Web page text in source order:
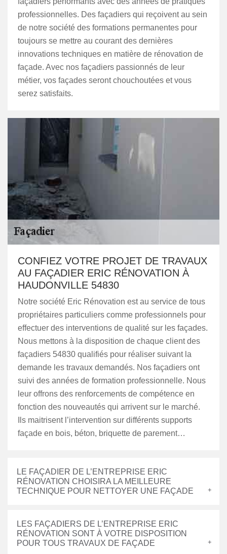
professionnelles. Des façadiers qui reçoivent au sein
de notre société des formations permanentes pour
toujours se mettre au courant des dernières
innovations techniques en matière de rénovation de
façade. Avec nos façadiers passionnés de leur
métier, vos façades seront chouchoutées et vous
serez satisfaits.
CONFIEZ VOTRE PROJET DE TRAVAUX
AU FAÇADIER ERIC RÉNOVATION À
HAUDONVILLE 54830
Notre société Eric Rénovation est au service de tous
propriétaires particuliers comme professionnels pour
effectuer des interventions de qualité sur les façades.
Nous mettons à la disposition de chaque client des
façadiers 54830 qualifiés pour réaliser suivant la
demande les travaux demandés. Nos façadiers ont
suivi des années de formation professionnelle. Nous
leur offrons des renforcements de compétence en
fonction des nouveautés qui arrivent sur le marché.
Ils maitrisent l’intervention sur différents supports
façade en bois, béton, briquette de parement…
LE FAÇADIER DE L’ENTREPRISE ERIC
RÉNOVATION CHOISIRA LA MEILLEURE
TECHNIQUE POUR NETTOYER UNE FAÇADE
LES FAÇADIERS DE L’ENTREPRISE ERIC
RÉNOVATION SONT À VOTRE DISPOSITION
POUR TOUS TRAVAUX DE FAÇADE